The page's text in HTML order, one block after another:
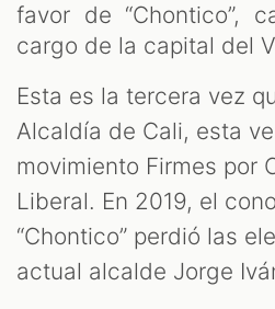
favor de “Chontico”,
cargo de la capital del
Esta es la tercera vez
Alcaldía de Cali, esta
movimiento Firmes por
Liberal. En 2019, el
“Chontico” perdió las
actual alcalde Jorge